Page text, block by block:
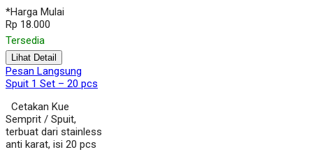
*Harga Mulai
Rp 18.000
Tersedia
Lihat Detail
Pesan Langsung
Spuit 1 Set – 20 pcs
Cetakan Kue
Semprit / Spuit,
terbuat dari stainless
anti karat, isi 20 pcs